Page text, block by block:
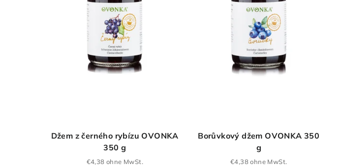
Džem z černého rybízu OVONKA
350 g
€4,38 ohne MwSt.
Borůvkový džem OVONKA 350
g
€4,38 ohne MwSt.